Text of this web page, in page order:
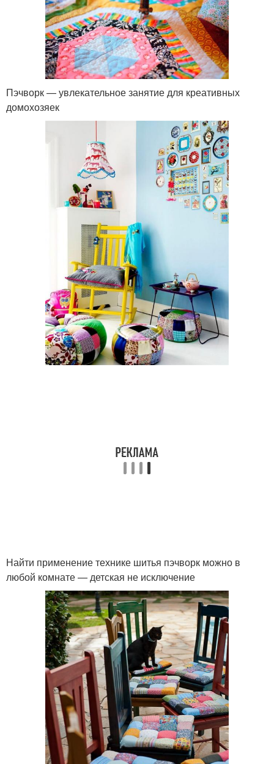
Пэчворк — увлекательное занятие для креативных
домохозяек
Найти применение технике шитья пэчворк можно в
любой комнате — детская не исключение